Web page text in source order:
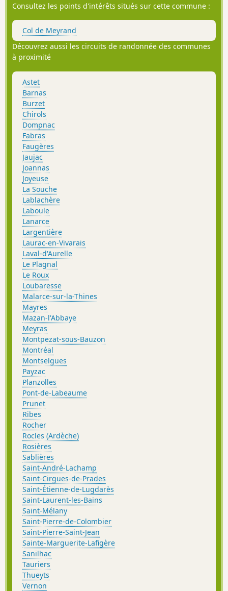
Consultez les points d'intérêts situés sur cette commune :
Col de Meyrand
Découvrez aussi les circuits de randonnée des communes
à proximité
Astet
Barnas
Burzet
Chirols
Dompnac
Fabras
Faugères
Jaujac
Joannas
Joyeuse
La Souche
Lablachère
Laboule
Lanarce
Largentière
Laurac-en-Vivarais
Laval-d'Aurelle
Le Plagnal
Le Roux
Loubaresse
Malarce-sur-la-Thines
Mayres
Mazan-l'Abbaye
Meyras
Montpezat-sous-Bauzon
Montréal
Montselgues
Payzac
Planzolles
Pont-de-Labeaume
Prunet
Ribes
Rocher
Rocles (Ardèche)
Rosières
Sablières
Saint-André-Lachamp
Saint-Cirgues-de-Prades
Saint-Étienne-de-Lugdarès
Saint-Laurent-les-Bains
Saint-Mélany
Saint-Pierre-de-Colombier
Saint-Pierre-Saint-Jean
Sainte-Marguerite-Lafigère
Sanilhac
Tauriers
Thueyts
Vernon